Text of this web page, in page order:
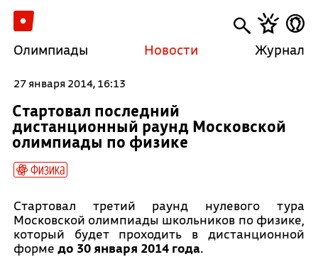
Олимпиады Новости Журнал
27 января 2014, 16:13
Стартовал последний
дистанционный раунд Московской
олимпиады по физике
Физика
Стартовал третий раунд нулевого тура
Московской олимпиады школьников по физике,
который будет проходить в дистанционной
форме до 30 января 2014 года.